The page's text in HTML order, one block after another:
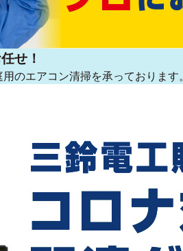
せ！
のエアコン清掃を承っております。